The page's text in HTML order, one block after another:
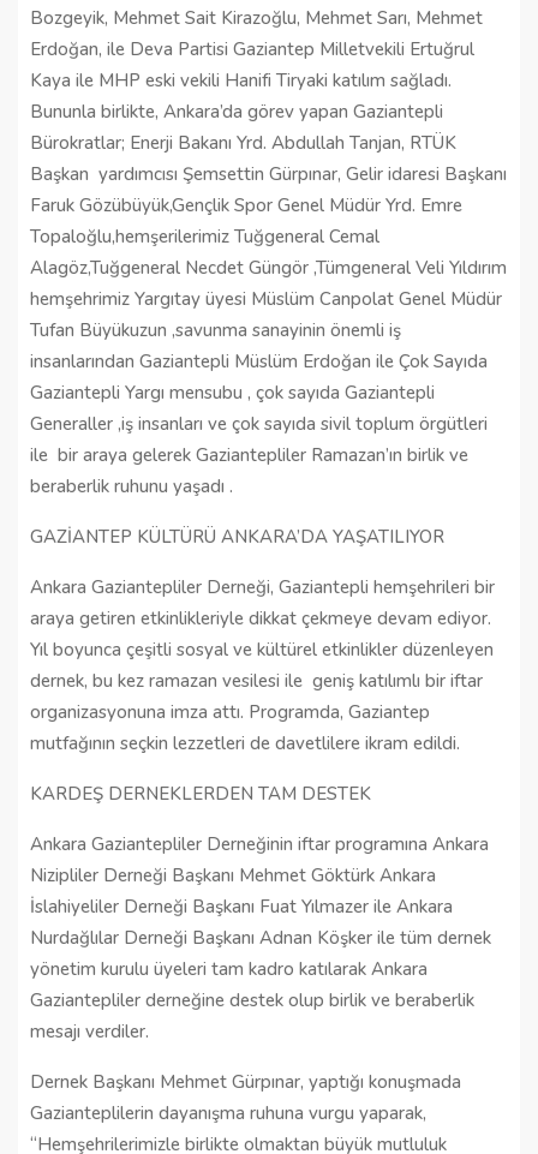
Bozgeyik, Mehmet Sait Kirazoğlu, Mehmet Sarı, Mehmet
Erdoğan, ile Deva Partisi Gaziantep Milletvekili Ertuğrul
Kaya ile MHP eski vekili Hanifi Tiryaki katılım sağladı.
Bununla birlikte, Ankara’da görev yapan Gaziantepli
Bürokratlar; Enerji Bakanı Yrd. Abdullah Tanjan, RTÜK
Başkan yardımcısı Şemsettin Gürpınar, Gelir idaresi Başkanı
Faruk Gözübüyük,Gençlik Spor Genel Müdür Yrd. Emre
Topaloğlu,hemşerilerimiz Tuğgeneral Cemal
Alagöz,Tuğgeneral Necdet Güngör ,Tümgeneral Veli Yıldırım
hemşehrimiz Yargıtay üyesi Müslüm Canpolat Genel Müdür
Tufan Büyükuzun ,savunma sanayinin önemli iş
insanlarından Gaziantepli Müslüm Erdoğan ile Çok Sayıda
Gaziantepli Yargı mensubu , çok sayıda Gaziantepli
Generaller ,iş insanları ve çok sayıda sivil toplum örgütleri
ile bir araya gelerek Gaziantepliler Ramazan’ın birlik ve
beraberlik ruhunu yaşadı .
GAZİANTEP KÜLTÜRÜ ANKARA’DA YAŞATILIYOR
Ankara Gaziantepliler Derneği, Gaziantepli hemşehrileri bir
araya getiren etkinlikleriyle dikkat çekmeye devam ediyor.
Yıl boyunca çeşitli sosyal ve kültürel etkinlikler düzenleyen
dernek, bu kez ramazan vesilesi ile geniş katılımlı bir iftar
organizasyonuna imza attı. Programda, Gaziantep
mutfağının seçkin lezzetleri de davetlilere ikram edildi.
KARDEŞ DERNEKLERDEN TAM DESTEK
Ankara Gaziantepliler Derneğinin iftar programına Ankara
Nizipliler Derneği Başkanı Mehmet Göktürk Ankara
İslahiyeliler Derneği Başkanı Fuat Yılmazer ile Ankara
Nurdağlılar Derneği Başkanı Adnan Köşker ile tüm dernek
yönetim kurulu üyeleri tam kadro katılarak Ankara
Gaziantepliler derneğine destek olup birlik ve beraberlik
mesajı verdiler.
Dernek Başkanı Mehmet Gürpınar, yaptığı konuşmada
Gazianteplilerin dayanışma ruhuna vurgu yaparak,
“Hemşehrilerimizle birlikte olmaktan büyük mutluluk